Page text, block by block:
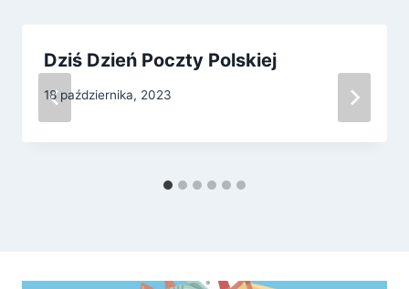
Dziś Dzień Poczty Polskiej
18 października, 2023